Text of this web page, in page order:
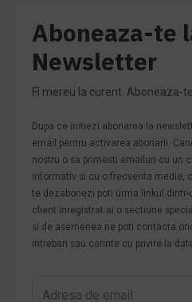
Aboneaza-te
Newsletter
Fi mereu la curent. Aboneaza-
Dupa ce initiezi abonarea la
email pentru activarea abonarii.
nostru o sa primesti emailuri cu un
informativ si cu o frecventa medie,
te dezabonezi poti urma linkul
client inregistrat ai o sectiune
si de asemenea ne poti contacta
intrebari sau cerinte cu privire la